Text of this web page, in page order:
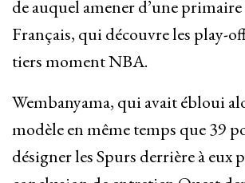
de auquel amener d’une
Français, qui découvre les play-
tiers moment NBA.
Wembanyama, qui avait ébloui
modèle en même temps que 39
désigner les Spurs derrière à eux